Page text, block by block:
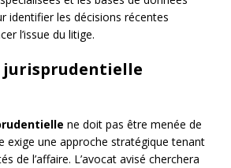
identifier les décisions récentes
l’issue du litige.
jurisprudentielle
ne doit pas être menée de
exige une approche stratégique tenant
de l’affaire. L’avocat avisé cherchera